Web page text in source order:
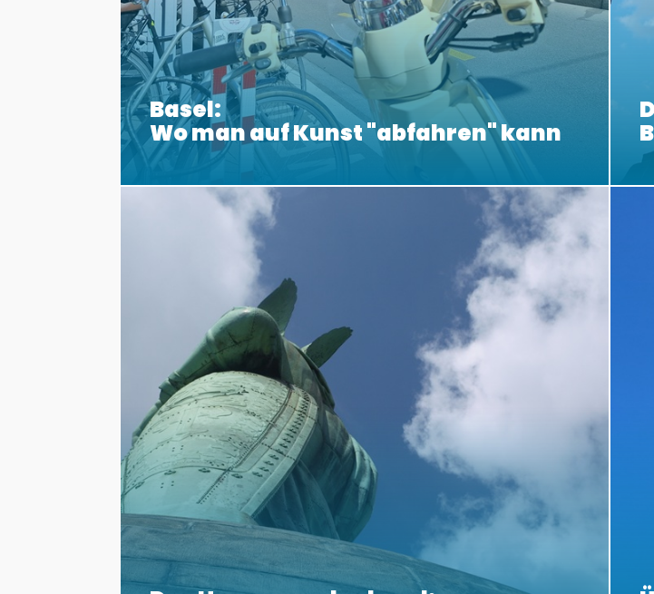
Basel:
Wo man auf Kunst "abfahren" kann